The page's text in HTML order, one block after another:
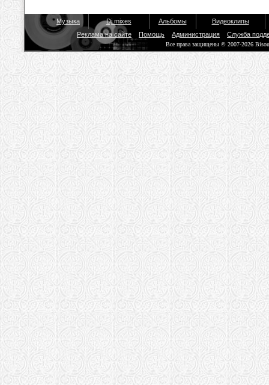
Музыка Dj mixes Альбомы
Видеоклипы
Реклама на сайте
Помощь Администрация Служба
Все права защищены © 2007-2026